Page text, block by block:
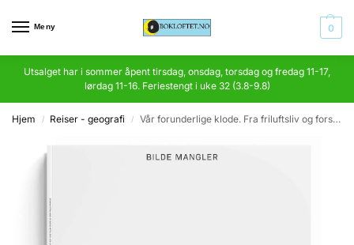
Meny 0
Utsalget har i sommer åpent tirsdag, onsdag, torsdag og fredag 11-17,
lørdag 11-16. Feriestengt i uke 32 (3.8-9.8)
Hjem / Reiser - geografi / Vår forunderlige klode. Fra friluftsliv og forskningsferder